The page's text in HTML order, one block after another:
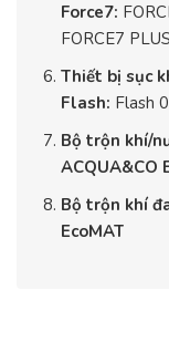
Force7:
FORCE7
Thiết bị sục
Flash: Flash
Bộ trộn khí/
ACQUA&CO
Bộ trộn khí
EcoMAT